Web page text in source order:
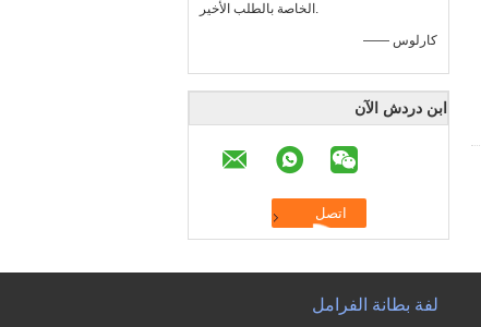
الخاصة بالطلب الأخير.
—— كارلوس
ابن دردش الآن
لفة بطانة الفرامل